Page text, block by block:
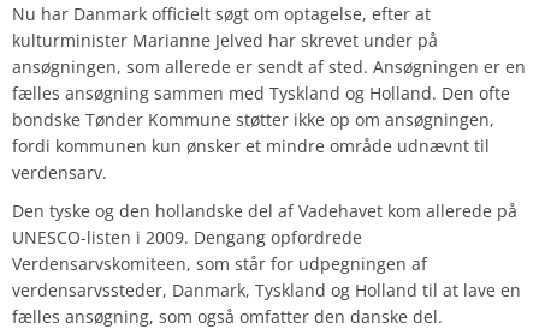
Nu har Danmark officielt søgt om optagelse, efter at
kulturminister Marianne Jelved har skrevet under på
ansøgningen, som allerede er sendt af sted. Ansøgningen er en
fælles ansøgning sammen med Tyskland og Holland. Den ofte
bondske Tønder Kommune støtter ikke op om ansøgningen,
fordi kommunen kun ønsker et mindre område udnævnt til
verdensarv.
Den tyske og den hollandske del af Vadehavet kom allerede på
UNESCO-listen i 2009. Dengang opfordrede
Verdensarvskomiteen, som står for udpegningen af
verdensarvssteder, Danmark, Tyskland og Holland til at lave en
fælles ansøgning, som også omfatter den danske del.